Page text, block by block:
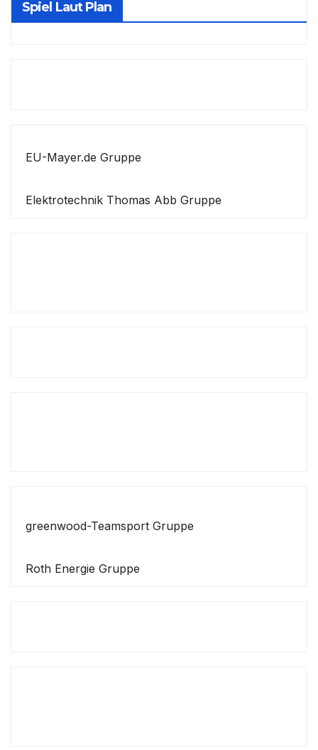
Spiel Laut Plan
EU-Mayer.de Gruppe
Elektrotechnik Thomas Abb Gruppe
greenwood-Teamsport Gruppe
Roth Energie Gruppe